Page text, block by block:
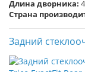
Длина дворника:
Страна
Задний